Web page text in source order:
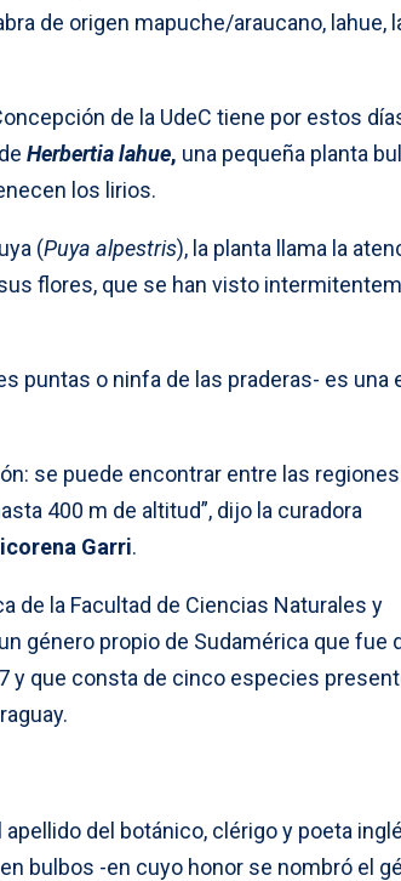
de origen mapuche/araucano, lahue,
de la UdeC tiene por estos
Herbertia lahue, una pequeña planta
los lirios.
(Puya alpestris), la planta llama la
flores, que se han visto
puntas o ninfa de las praderas- es una
se puede encontrar entre las
400 m de altitud”, dijo la curadora
Garri.
de la Facultad de Ciencias Naturales y
género propio de Sudamérica que fue
y que consta de cinco especies
apellido del botánico, clérigo y poeta
bulbos -en cuyo honor se nombró el